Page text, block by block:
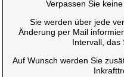
Verpassen Sie
Sie werden über jede
Änderung per Mail
Intervall, das
Auf Wunsch werden Sie